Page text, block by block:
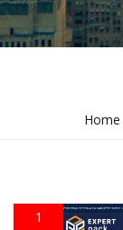
Home
1